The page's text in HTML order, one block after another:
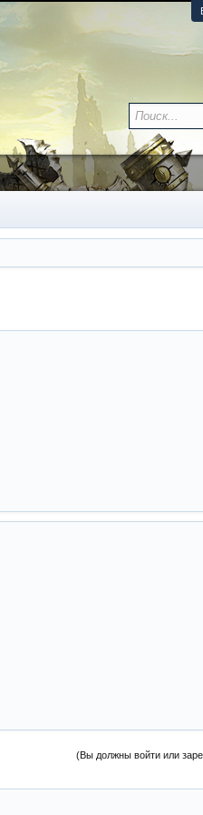
(Вы должны войти или